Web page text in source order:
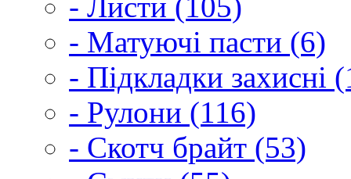
- Матуючі пасти (6)
- Підкладки захисні
- Рулони (116)
- Скотч брайт (53)